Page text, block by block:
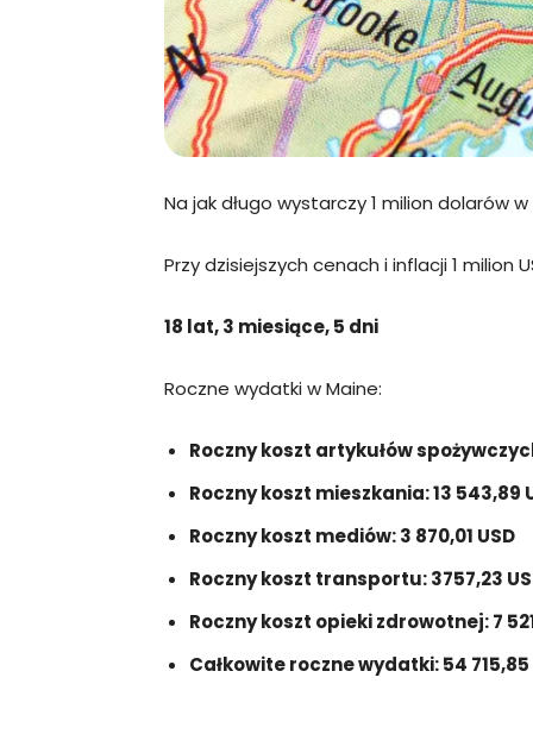
Na jak długo wystarczy 1 milion dolarów w
Przy dzisiejszych cenach i inflacji 1 milion
18 lat, 3 miesiące, 5 dni
Roczne wydatki w Maine:
Roczny koszt artykułów
Roczny koszt mieszkania: 13 543,89
Roczny koszt mediów: 3 870,01 USD
Roczny koszt transportu: 3757,23
Roczny koszt opieki zdrowotnej: 7
Całkowite roczne wydatki: 54 715,85